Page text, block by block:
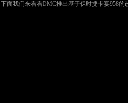
下面我们来看看DMC推出基于保时捷卡宴958的